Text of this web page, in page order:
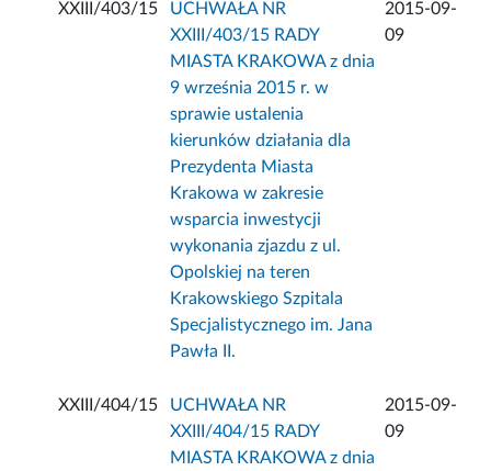
XXIII/403/15
UCHWAŁA NR
XXIII/403/15 RADY
MIASTA KRAKOWA z dnia
9 września 2015 r. w
sprawie ustalenia
kierunków działania dla
Prezydenta Miasta
Krakowa w zakresie
wsparcia inwestycji
wykonania zjazdu z ul.
Opolskiej na teren
Krakowskiego Szpitala
Specjalistycznego im. Jana
Pawła II.
2015-09-
09
XXIII/404/15
UCHWAŁA NR
XXIII/404/15 RADY
MIASTA KRAKOWA z dnia
2015-09-
09